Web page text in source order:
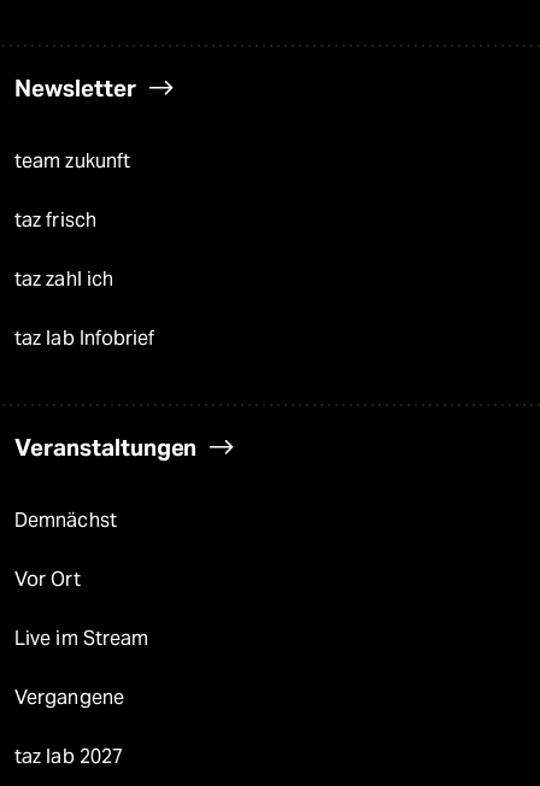
Newsletter
team zukunft
taz frisch
taz zahl ich
taz lab Infobrief
Veranstaltungen
Demnächst
Vor Ort
Live im Stream
Vergangene
taz lab 2027